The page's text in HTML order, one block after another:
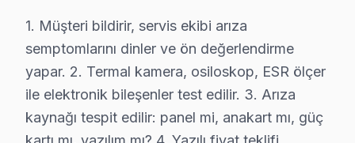
Beşiktaş'da Skyworth Acil Teknik Destek –
TV arızası beklemez — biz de bekletmeyiz.
Hızlı müdahale garantimiz:
• Beşiktaş'de sabah arayın, akşama servis
• Beşiktaş'in tüm mahallelerine hızlı ulaşım
1. Müşteri bildirir, servis ekibi arıza
semptomlarını dinler ve ön değerlendirme
yapar. 2. Termal kamera, osiloskop, ESR ölçer
ile elektronik bileşenler test edilir. 3. Arıza
kaynağı tespit edilir: panel mi, anakart mı, güç